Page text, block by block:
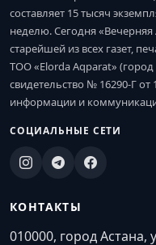
составляет 15 тысяч
неделю. Сегодня
старейшей из всех газет,
ТОО «Elorda Aqparat» (город
свидетельство № 16290-Г
информации и
СОЦИАЛЬНЫЕ СЕТИ
КОНТАКТЫ
010000, город